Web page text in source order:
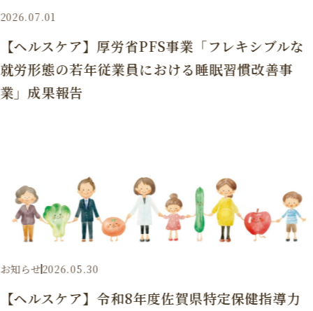
2026.07.01
【ヘルスケア】厚労省PFS事業「フレキシブルな
就労形態の若年従業員における睡眠習慣改善事
業」成果報告
お知らせ2026.05.30
【ヘルスケア】令和8年度佐賀県特定保健指導力